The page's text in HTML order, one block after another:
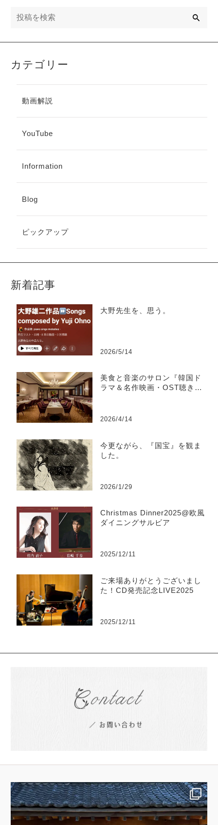
カテゴリー
動画解説
YouTube
Information
Blog
ピックアップ
新着記事
大野先生を、思う。
2026/5/14
美食と音楽のサロン『韓国ド
ラマ＆名作映画・OST聴き比
2026/4/14
今更ながら、『国宝』を観ま
した。
2026/1/29
Christmas Dinner2025@欧風
ダイニングサルビア
2025/12/11
ご来場ありがとうございまし
た！CD発売記念LIVE2025
2025/12/11